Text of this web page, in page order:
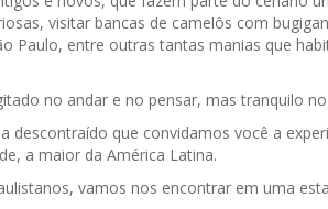
visitar bancas de camelôs com
Paulo, entre outras tantas manias que
no andar e no pensar, mas tranquilo
descontraído que convidamos você a
a maior da América Latina.
vamos nos encontrar em uma